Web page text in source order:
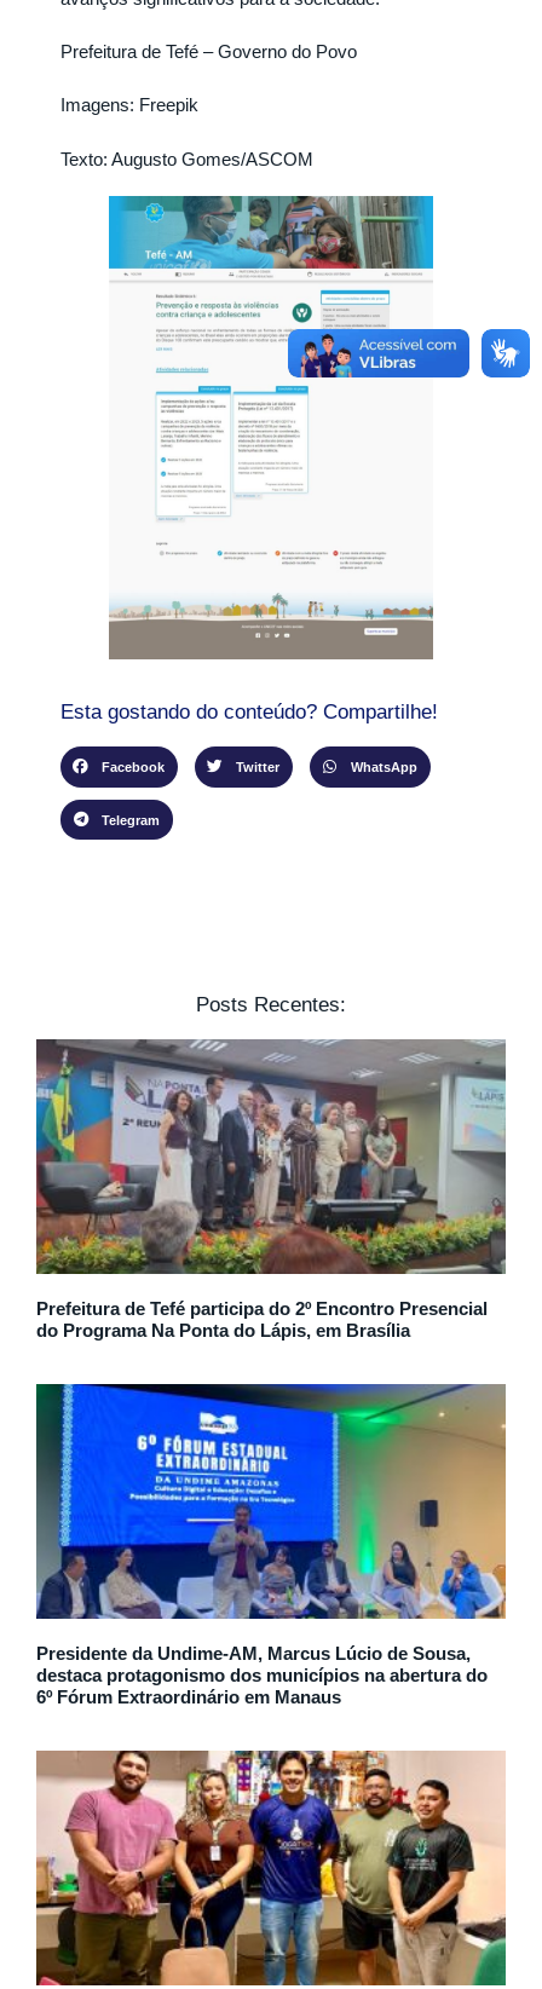
Prefeitura de Tefé – Governo do Povo
Imagens: Freepik
Texto: Augusto Gomes/ASCOM
Esta gostando do conteúdo? Compartilhe!
Facebook Twitter WhatsApp
Telegram
Posts Recentes:
Prefeitura de Tefé participa do 2º Encontro Presencial
do Programa Na Ponta do Lápis, em Brasília
Presidente da Undime-AM, Marcus Lúcio de Sousa,
destaca protagonismo dos municípios na abertura do
6º Fórum Extraordinário em Manaus